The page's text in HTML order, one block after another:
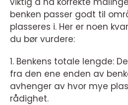
benken passer godt til
plasseres i. Her er noen
du bør vurdere:
1. Benkens totale lengde:
fra den ene enden av
avhenger av hvor mye
rådighet.